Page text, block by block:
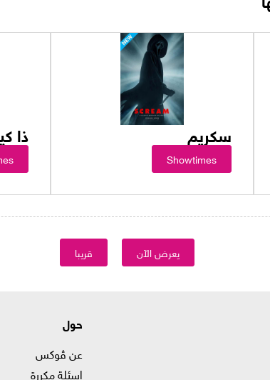
سكريم
Showtimes
ذا
يعرض الآن قريبا
حول
عن ڤوكس
اسئلة مكررة